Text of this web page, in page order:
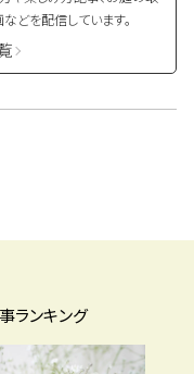
どを配信しています。
ランキング